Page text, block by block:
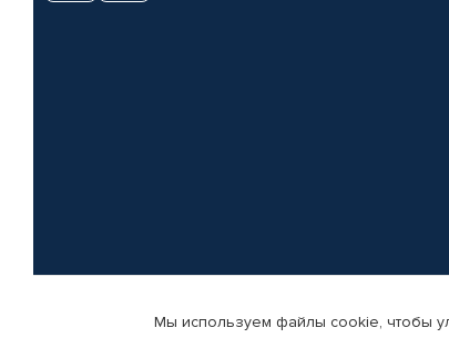
© КАМАЗ ЦЕНТР ДОНЕЦК, 2015-2026. Все права защищены.
Мы используем файлы cookie, чтобы